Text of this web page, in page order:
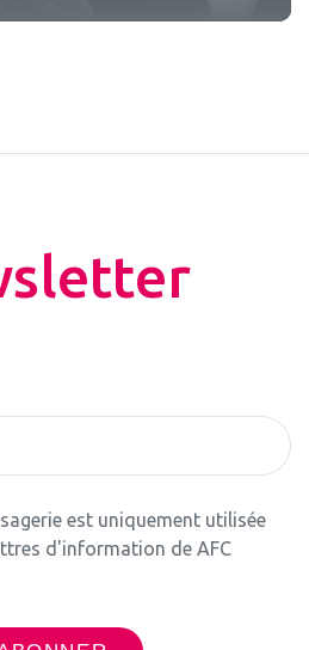
est uniquement utilisée
d'information de AFC